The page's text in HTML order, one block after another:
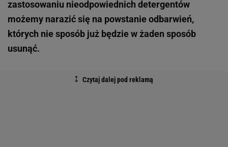
zastosowaniu nieodpowiednich detergentów
możemy narazić się na powstanie odbarwień,
których nie sposób już będzie w żaden sposób
usunąć.